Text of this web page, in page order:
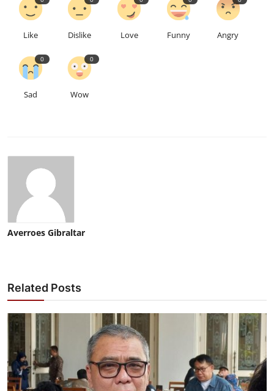
Like Dislike Love Funny Angry
0
Sad
0
Wow
Averroes Gibraltar
Related Posts